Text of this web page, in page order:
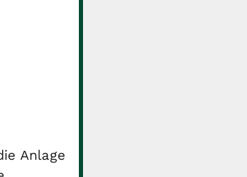
Anlage